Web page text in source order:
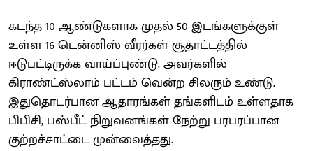
கடந்த 10 ஆண்டுகளாக முதல் 50 இடங்களுக்குள்
உள்ள 16 டென்னிஸ் வீரர்கள் சூதாட்டத்தில்
ஈடுபட்டிருக்க வாய்ப்புண்டு. அவர்களில்
கிராண்ட்ஸ்லாம் பட்டம் வென்ற சிலரும் உண்டு.
இதுதொடர்பான ஆதாரங்கள் தங்களிடம் உள்ளதாக
பிபிசி, பஸ்பீட் நிறுவனங்கள் நேற்று பரபரப்பான
குற்றச்சாட்டை முன்வைத்தது.